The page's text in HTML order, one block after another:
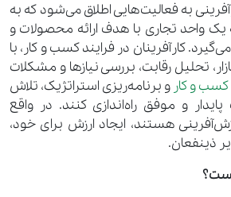
به فعالیت‌هایی اطلاق می‌شود که به
واحد تجاری با هدف ارائه محصولات و
کارآفرینان در فرایند کسب و کار، با
تحلیل رقابت، بررسی نیازها و مشکلات
کسب و کار و برنامه‌ریزی استراتژیک، تلاش
و موفق راه‌اندازی کنند. در واقع
هستند، ایجاد ارزش برای خود،
ذینفعان.